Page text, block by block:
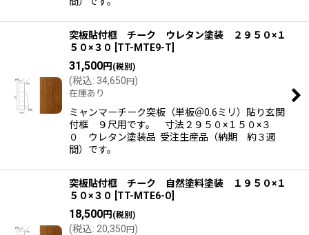
突板貼付框 チーク ウレタン塗装 ２９５０×１
５０×３０
TT-MTE9-T
31,500円 (税別)
(税込: 34,650円)
在庫あり
ミャンマーチーク突板（単板＠0.6ミリ）貼り玄関
付框 ９尺用です。 寸法２９５０×１５０×３
０ ウレタン塗装品 受注生産品（納期 約３週
間）です。
突板貼付框 チーク 自然塗料塗装 １９５０×１
５０×３０
TT-MTE6-O
18,500円 (税別)
(税込: 20,350円)